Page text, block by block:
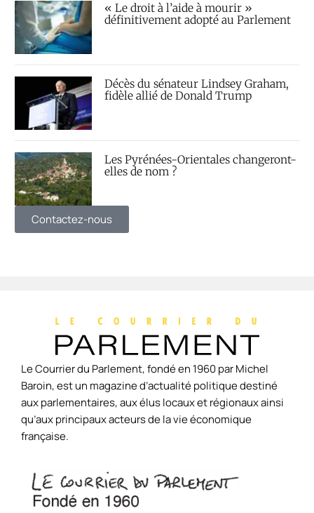
« Le droit à l’aide à mourir »
définitivement adopté au Parlement
Décès du sénateur Lindsey Graham,
fidèle allié de Donald Trump
Les Pyrénées-Orientales changeront-
elles de nom ?
Contactez-nous
Le Courrier du Parlement, fondé en 1960 par Michel
Baroin, est un magazine d’actualité politique destiné
aux parlementaires, aux élus locaux et régionaux ainsi
qu’aux principaux acteurs de la vie économique
française.